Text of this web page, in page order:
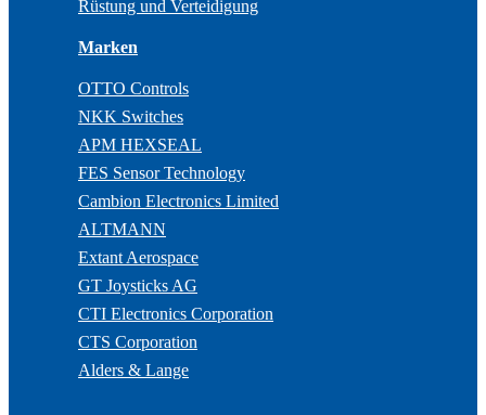
Rüstung und Verteidigung
Marken
OTTO Controls
NKK Switches
APM HEXSEAL
FES Sensor Technology
Cambion Electronics Limited
ALTMANN
Extant Aerospace
GT Joysticks AG
CTI Electronics Corporation
CTS Corporation
Alders & Lange